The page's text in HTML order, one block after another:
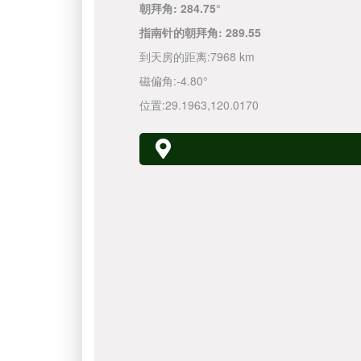
朝拜角: 284.75°
指南针的朝拜角: 289.55
到天房的距离:7968 km
磁偏角:-4.80°
位置:29.1963,120.0170